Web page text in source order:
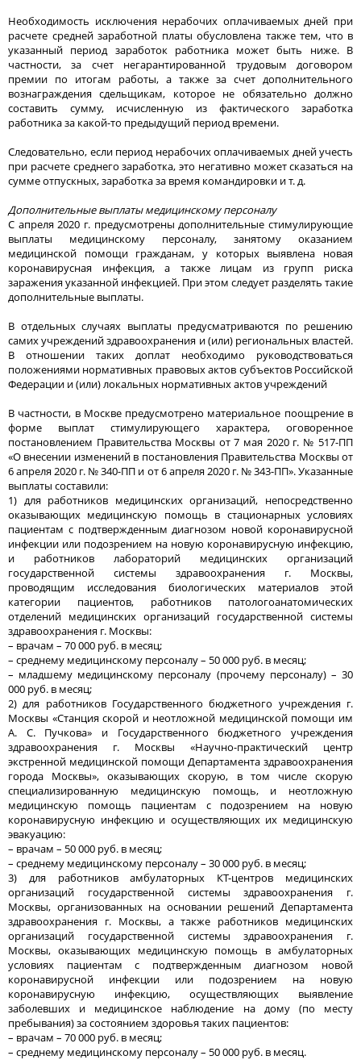
Необходимость исключения нерабочих оплачиваемых дней при
расчете средней заработной платы обусловлена также тем, что в
указанный период заработок работника может быть ниже. В
частности, за счет негарантированной трудовым договором
премии по итогам работы, а также за счет дополнительного
вознаграждения сдельщикам, которое не обязательно должно
составить сумму, исчисленную из фактического заработка
работника за какой-то предыдущий период времени.
Следовательно, если период нерабочих оплачиваемых дней учесть
при расчете среднего заработка, это негативно может сказаться на
сумме отпускных, заработка за время командировки и т. д.
Дополнительные выплаты медицинскому персоналу
С апреля 2020 г. предусмотрены дополнительные стимулирующие
выплаты медицинскому персоналу, занятому оказанием
медицинской помощи гражданам, у которых выявлена новая
коронавирусная инфекция, а также лицам из групп риска
заражения указанной инфекцией. При этом следует разделять такие
дополнительные выплаты.
В отдельных случаях выплаты предусматриваются по решению
самих учреждений здравоохранения и (или) региональных властей.
В отношении таких доплат необходимо руководствоваться
положениями нормативных правовых актов субъектов Российской
Федерации и (или) локальных нормативных актов учреждений
В частности, в Москве предусмотрено материальное поощрение в
форме выплат стимулирующего характера, оговоренное
постановлением Правительства Москвы от 7 мая 2020 г. № 517-ПП
«О внесении изменений в постановления Правительства Москвы от
6 апреля 2020 г. № 340-ПП и от 6 апреля 2020 г. № 343-ПП». Указанные
выплаты составили:
1) для работников медицинских организаций, непосредственно
оказывающих медицинскую помощь в стационарных условиях
пациентам с подтвержденным диагнозом новой коронавирусной
инфекции или подозрением на новую коронавирусную инфекцию,
и работников лабораторий медицинских организаций
государственной системы здравоохранения г. Москвы,
проводящим исследования биологических материалов этой
категории пациентов, работников патологоанатомических
отделений медицинских организаций государственной системы
здравоохранения г. Москвы:
– врачам – 70 000 руб. в месяц;
– среднему медицинскому персоналу – 50 000 руб. в месяц;
– младшему медицинскому персоналу (прочему персоналу) – 30
000 руб. в месяц;
2) для работников Государственного бюджетного учреждения г.
Москвы «Станция скорой и неотложной медицинской помощи им
А. С. Пучкова» и Государственного бюджетного учреждения
здравоохранения г. Москвы «Научно-практический центр
экстренной медицинской помощи Департамента здравоохранения
города Москвы», оказывающих скорую, в том числе скорую
специализированную медицинскую помощь, и неотложную
медицинскую помощь пациентам с подозрением на новую
коронавирусную инфекцию и осуществляющих их медицинскую
эвакуацию:
– врачам – 50 000 руб. в месяц;
– среднему медицинскому персоналу – 30 000 руб. в месяц;
3) для работников амбулаторных КТ-центров медицинских
организаций государственной системы здравоохранения г.
Москвы, организованных на основании решений Департамента
здравоохранения г. Москвы, а также работников медицинских
организаций государственной системы здравоохранения г.
Москвы, оказывающих медицинскую помощь в амбулаторных
условиях пациентам с подтвержденным диагнозом новой
коронавирусной инфекции или подозрением на новую
коронавирусную инфекцию, осуществляющих выявление
заболевших и медицинское наблюдение на дому (по месту
пребывания) за состоянием здоровья таких пациентов:
– врачам – 70 000 руб. в месяц;
– среднему медицинскому персоналу – 50 000 руб. в месяц.